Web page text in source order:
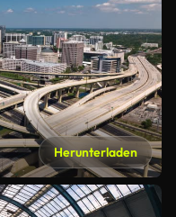
Herunterladen